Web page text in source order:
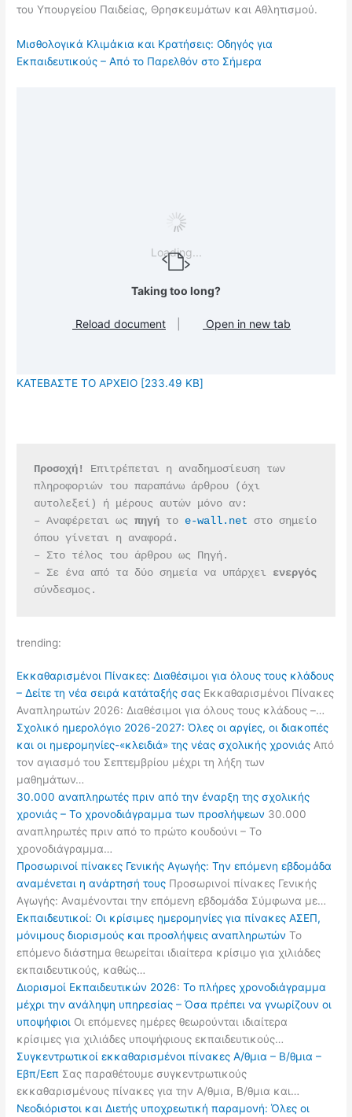
του Υπουργείου Παιδείας, Θρησκευμάτων και Αθλητισμού.
Μισθολογικά Κλιμάκια και Κρατήσεις: Οδηγός για
Εκπαιδευτικούς – Από το Παρελθόν στο Σήμερα
Loading...
Taking too long?
Reload document Open in new tab
ΚΑΤΕΒΑΣΤΕ ΤΟ ΑΡΧΕΙΟ [233.49 KB]
Προσοχή!
Επιτρέπεται η αναδημοσίευση των
πληροφοριών του παραπάνω άρθρου (όχι
αυτολεξεί) ή μέρους αυτών μόνο αν:
– Αναφέρεται ως πηγή το e-wall.net στο σημείο
όπου γίνεται η αναφορά.
– Στο τέλος του άρθρου ως Πηγή.
– Σε ένα από τα δύο σημεία να υπάρχει
ενεργός
σύνδεσμος.
trending:
Εκκαθαρισμένοι Πίνακες: Διαθέσιμοι για όλους τους κλάδους
– Δείτε τη νέα σειρά κατάταξής σας Εκκαθαρισμένοι Πίνακες
Αναπληρωτών 2026: Διαθέσιμοι για όλους τους κλάδους –…
Σχολικό ημερολόγιο 2026-2027: Όλες οι αργίες, οι διακοπές
και οι ημερομηνίες-«κλειδιά» της νέας σχολικής χρονιάς Από
τον αγιασμό του Σεπτεμβρίου μέχρι τη λήξη των
μαθημάτων…
30.000 αναπληρωτές πριν από την έναρξη της σχολικής
χρονιάς – Το χρονοδιάγραμμα των προσλήψεων 30.000
αναπληρωτές πριν από το πρώτο κουδούνι – Το
χρονοδιάγραμμα…
Προσωρινοί πίνακες Γενικής Αγωγής: Την επόμενη εβδομάδα
αναμένεται η ανάρτησή τους Προσωρινοί πίνακες Γενικής
Αγωγής: Αναμένονται την επόμενη εβδομάδα Σύμφωνα με…
Εκπαιδευτικοί: Οι κρίσιμες ημερομηνίες για πίνακες ΑΣΕΠ,
μόνιμους διορισμούς και προσλήψεις αναπληρωτών Το
επόμενο διάστημα θεωρείται ιδιαίτερα κρίσιμο για χιλιάδες
εκπαιδευτικούς, καθώς…
Διορισμοί Εκπαιδευτικών 2026: Το πλήρες χρονοδιάγραμμα
μέχρι την ανάληψη υπηρεσίας – Όσα πρέπει να γνωρίζουν οι
υποψήφιοι Οι επόμενες ημέρες θεωρούνται ιδιαίτερα
κρίσιμες για χιλιάδες υποψήφιους εκπαιδευτικούς…
Συγκεντρωτικοί εκκαθαρισμένοι πίνακες Α/θμια – Β/θμια –
Εβπ/Εεπ Σας παραθέτουμε συγκεντρωτικούς
εκκαθαρισμένους πίνακες για την Α/θμια, Β/θμια και…
Νεοδιόριστοι και Διετής υποχρεωτική παραμονή: Όλες οι